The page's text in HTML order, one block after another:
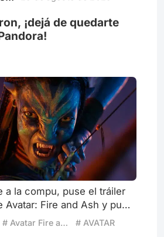
¡dejá de quedarte
a la compu, puse el tráiler
Avatar: Fire and Ash y pum,
explotando en mi pantalla.
# Avatar Fire and Ash # AVATAR